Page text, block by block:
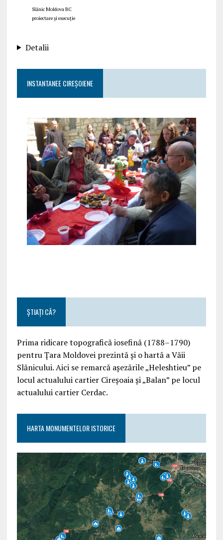
Slănic Moldova BC
proiectare și execuție
Detalii
INSTANTANEE CIREȘOIENE
ȘTIAȚI CĂ?
Prima ridicare topografică iosefină (1788–1790)
pentru Țara Moldovei prezintă și o hartă a Văii
Slănicului. Aici se remarcă așezările „Heleshtieu” pe
locul actualului cartier Cireșoaia și „Balan” pe locul
actualului cartier Cerdac.
HARTA MONUMENTELOR ISTORICE